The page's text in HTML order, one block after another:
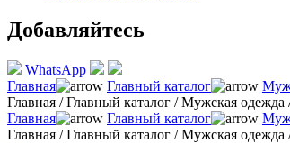
Добавляйтесь
WhatsApp
Главная
Главный каталог
Главная /Главный каталог /Мужская одежда
Главная
Главный каталог
Главная /Главный каталог /Мужская одежда